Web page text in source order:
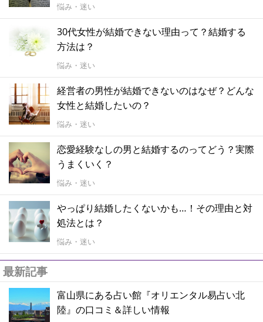
悩み・迷い
30代女性が結婚できない理由って？結婚する
方法は？
悩み・迷い
経営者の男性が結婚できないのはなぜ？どんな
女性と結婚したいの？
悩み・迷い
恋愛経験なしの男と結婚するのってどう？実際
うまくいく？
悩み・迷い
やっぱり結婚したくないかも…！その理由と対
処法とは？
悩み・迷い
最新記事
富山県にある占い館『オリエンタル易占い北
陸』の口コミ＆詳しい情報